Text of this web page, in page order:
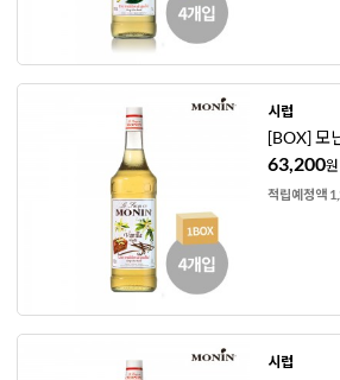
시럽
[BOX] 모
63,200원
적립예정액
시럽